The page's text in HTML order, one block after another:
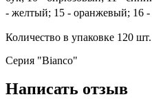
- желтый; 15 - оранжевый; 16
Количество в упаковке 120 шт.
Серия "Bianco"
Написать отзыв